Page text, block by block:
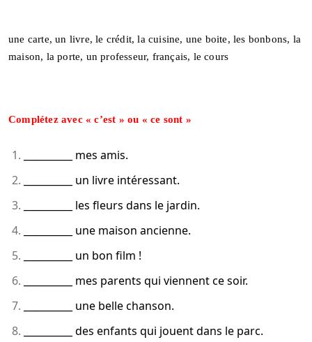
une carte, un livre, le crédit, la cuisine, une boite, les bonbons, la
maison, la porte, un professeur, français, le cours
Complétez avec « c’est » ou « ce sont »
__________ mes amis.
__________ un livre intéressant.
__________ les fleurs dans le jardin.
__________ une maison ancienne.
__________ un bon film !
__________ mes parents qui viennent ce soir.
__________ une belle chanson.
__________ des enfants qui jouent dans le parc.